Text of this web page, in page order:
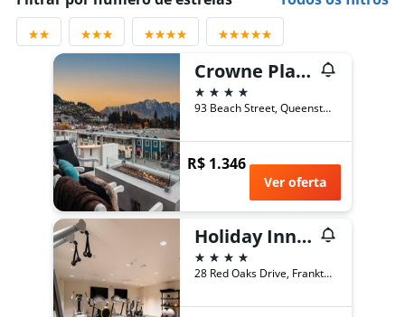
Crowne Plaza Queenstown By IHG
4 estrelas
93 Beach Street, Queenstown, Nova Zelândia
R$ 1.346
Ver oferta
Holiday Inn Queenstown Remarkables Park By IHG
4 estrelas
28 Red Oaks Drive, Frankton, Queenstown, Nova Zelândia